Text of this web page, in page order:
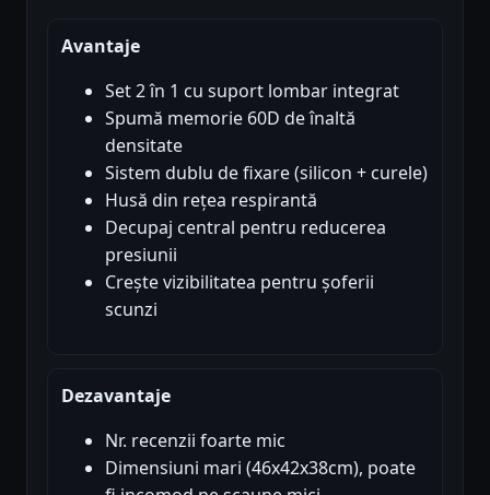
Avantaje
Set 2 în 1 cu suport lombar integrat
Spumă memorie 60D de înaltă
densitate
Sistem dublu de fixare (silicon + curele)
Husă din rețea respirantă
Decupaj central pentru reducerea
presiunii
Crește vizibilitatea pentru șoferii
scunzi
Dezavantaje
Nr. recenzii foarte mic
Dimensiuni mari (46x42x38cm), poate